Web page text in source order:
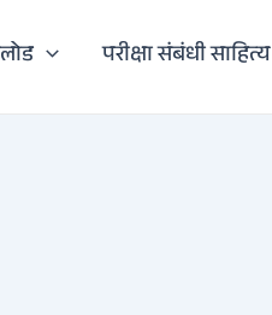
परीक्षा संबंधी साहित्य